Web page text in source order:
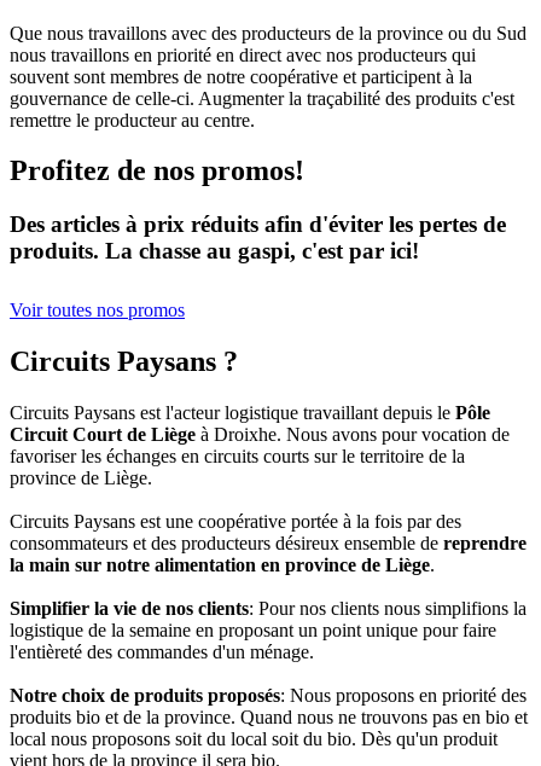
Que nous travaillons avec des producteurs de la province ou du Sud
nous travaillons en priorité en direct avec nos producteurs qui
souvent sont membres de notre coopérative et participent à la
gouvernance de celle-ci. Augmenter la traçabilité des produits c'est
remettre le producteur au centre.
Profitez de nos promos!
Des articles à prix réduits afin d'éviter les pertes de
produits. La chasse au gaspi, c'est par ici!
Voir toutes nos promos
Circuits Paysans ?
Circuits Paysans est l'acteur logistique travaillant depuis le Pôle
Circuit Court de Liège à Droixhe. Nous avons pour vocation de
favoriser les échanges en circuits courts sur le territoire de la
province de Liège.
Circuits Paysans est une coopérative portée à la fois par des
consommateurs et des producteurs désireux ensemble de reprendre
la main sur notre alimentation en province de Liège.
Simplifier la vie de nos clients: Pour nos clients nous simplifions la
logistique de la semaine en proposant un point unique pour faire
l'entièreté des commandes d'un ménage.
Notre choix de produits proposés: Nous proposons en priorité des
produits bio et de la province. Quand nous ne trouvons pas en bio et
local nous proposons soit du local soit du bio. Dès qu'un produit
vient hors de la province il sera bio.